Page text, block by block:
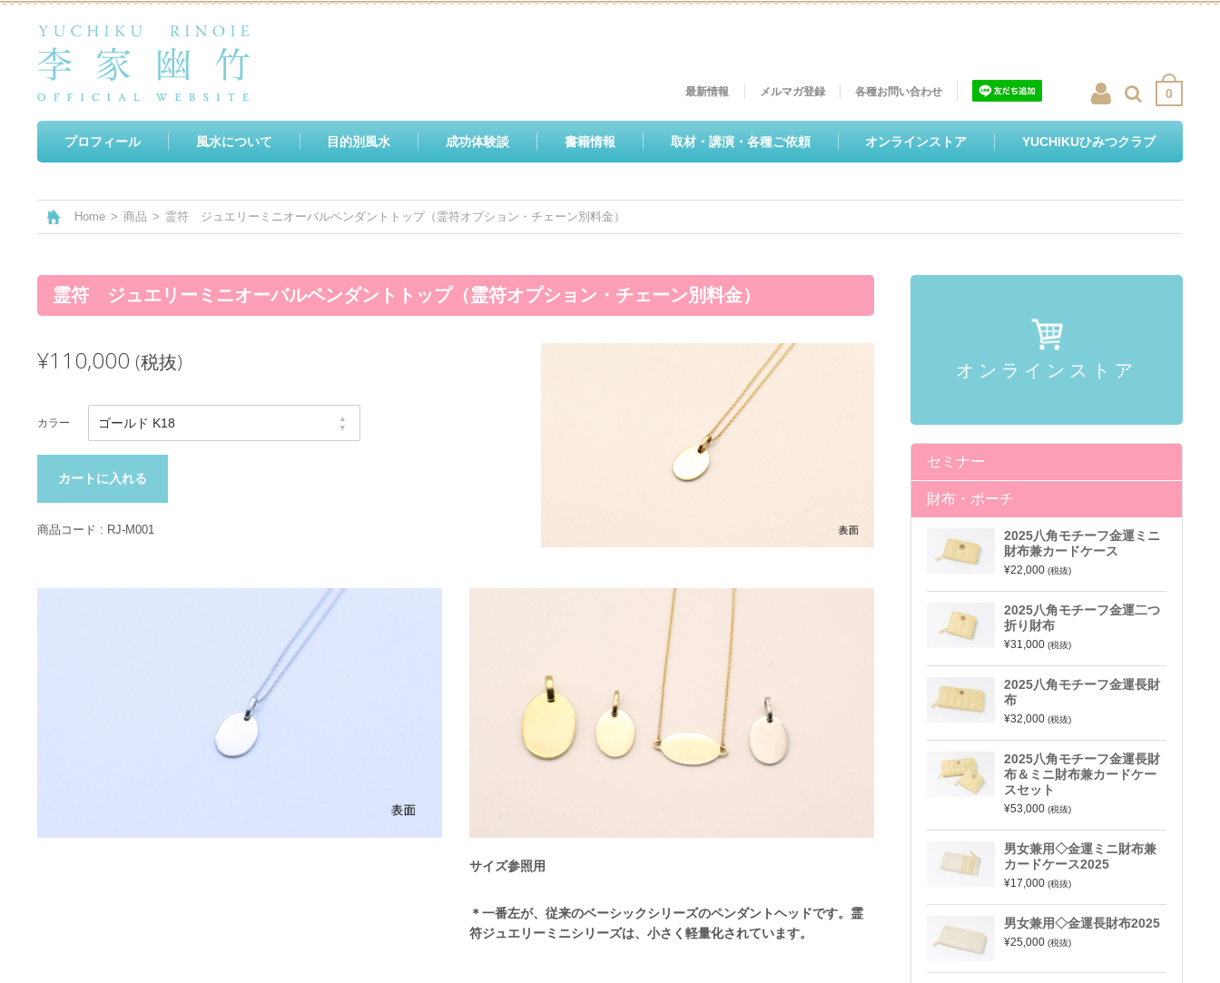
0
プロフィール 風水について 目的別風水 成功体験談 書籍情報 取材・講演・各種ご依頼 オンラインストア YUCHIKUひみつクラブ
最新情報 メルマガ登録 各種お問い合わせ
Home > 商品 > 霊符 ジュエリーミニオーバルペンダントトップ（霊符オプション・チェーン別料金）
霊符 ジュエリーミニオーバルペンダントトップ（霊符オプション・チェーン別料金）
¥110,000 (税抜)
カラー
カートに入れる
商品コード : RJ-M001
サイズ参照用
＊一番左が、従来のベーシックシリーズのペンダントヘッドです。 霊
符ジュエリーミニシリーズは、小さく軽量化されています。
オンラインストア
セミナー
財布・ポーチ
2025八角モチーフ金運ミニ
財布兼カードケース
¥22,000 (税抜)
2025八角モチーフ金運二つ
折り財布
¥31,000 (税抜)
2025八角モチーフ金運長財
布
¥32,000 (税抜)
2025八角モチーフ金運長財
布＆ミニ財布兼カードケー
スセット
¥53,000 (税抜)
男女兼用◇金運ミニ財布兼
カードケース2025
¥17,000 (税抜)
男女兼用◇金運長財布2025
¥25,000 (税抜)